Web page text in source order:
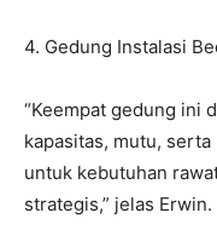
4. Gedung Instalasi
“Keempat gedung ini
kapasitas, mutu,
untuk kebutuhan
strategis,” jelas Erwin.